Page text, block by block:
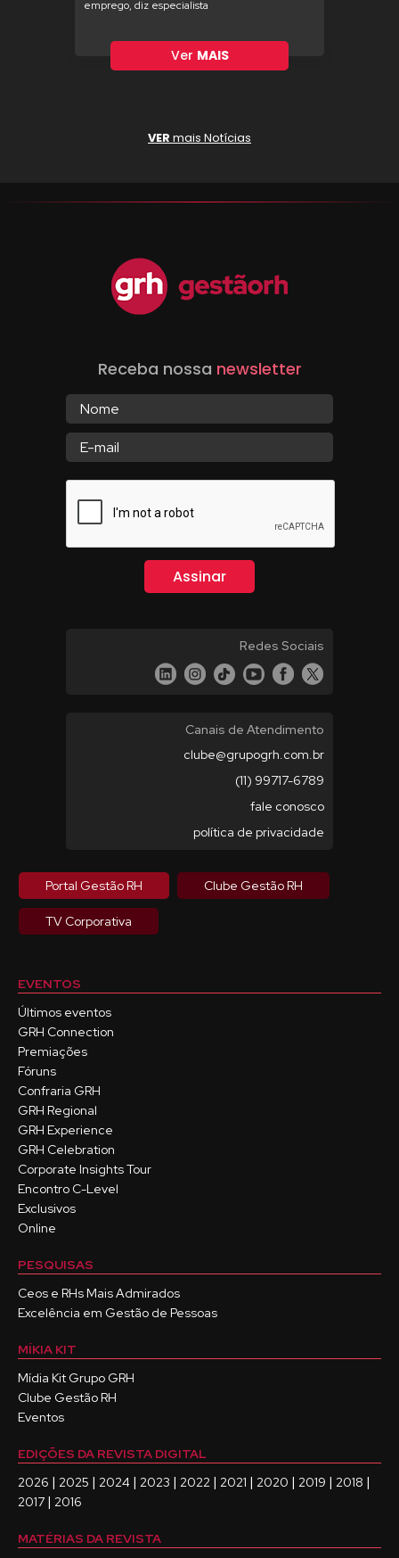
emprego, diz especialista
Ver MAIS
VER mais Notícias
Receba nossa newsletter
Redes Sociais
Canais de Atendimento
clube@grupogrh.com.br
(11) 99717-6789
fale conosco
política de privacidade
Portal Gestão RH Clube Gestão RH
TV Corporativa
EVENTOS
Últimos eventos
GRH Connection
Premiações
Fóruns
Confraria GRH
GRH Regional
GRH Experience
GRH Celebration
Corporate Insights Tour
Encontro C-Level
Exclusivos
Online
PESQUISAS
Ceos e RHs Mais Admirados
Excelência em Gestão de Pessoas
MÍKIA KIT
Mídia Kit Grupo GRH
Clube Gestão RH
Eventos
EDIÇÕES DA REVISTA DIGITAL
2026 | 2025 | 2024 | 2023 | 2022 | 2021 | 2020 | 2019 | 2018 |
2017 | 2016
MATÉRIAS DA REVISTA